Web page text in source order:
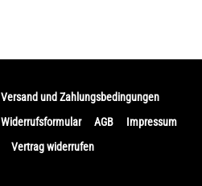
Versand und Zahlungsbedingungen
Widerrufsformular AGB
Impressum
Vertrag widerrufen